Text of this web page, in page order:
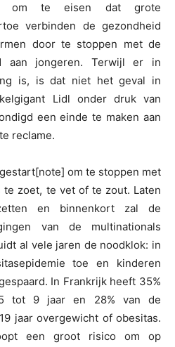
om te eisen dat grote
verbinden de gezondheid
door te stoppen met de
aan jongeren. Terwijl er in
is, is dat niet het geval in
Lidl onder druk van
een einde te maken aan
reclame.
om te stoppen met
te zoet, te vet of te zout. Laten
en binnenkort zal de
van de multinationals
al vele jaren de noodklok: in
toe en kinderen
In Frankrijk heeft 35%
tot 9 jaar en 28% van de
jaar overgewicht of obesitas.
een groot risico om op